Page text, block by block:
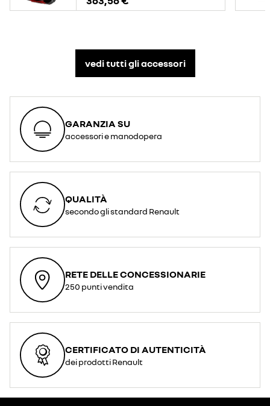
vedi tutti gli accessori​
GARANZIA SU
accessori e manodopera
QUALITÀ
secondo gli standard Renault
RETE DELLE CONCESSIONARIE
250 punti vendita
CERTIFICATO DI AUTENTICITÀ
dei prodotti Renault